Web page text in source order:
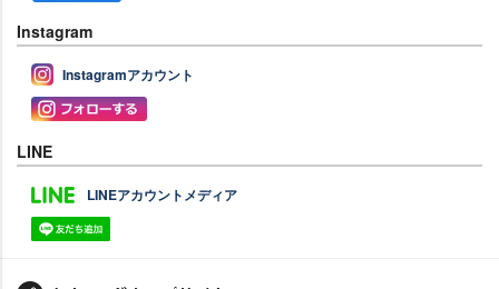
Instagram
Instagramアカウント
LINE
LINEアカウントメディア